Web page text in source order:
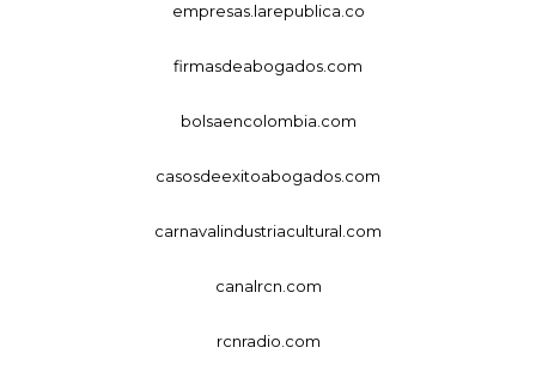
empresas.larepublica.co
firmasdeabogados.com
bolsaencolombia.com
casosdeexitoabogados.com
carnavalindustriacultural.com
canalrcn.com
rcnradio.com